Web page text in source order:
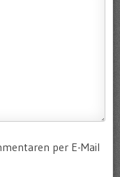
per E-Mail